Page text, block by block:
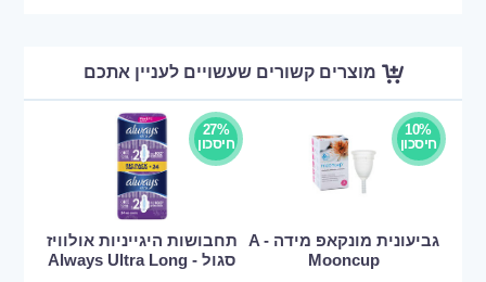
מוצרים קשורים שעשויים לעניין אתכם
10%
חיסכון
גביעונית מונקאפ מידה A -
Mooncup
27%
חיסכון
תחבושות היגייניות אולוויז
סגול - Always Ultra Long